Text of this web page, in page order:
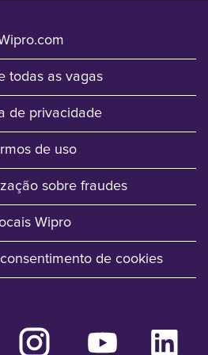
todas as vagas
de privacidade
de uso
sobre fraudes
Wipro
de cookies
b
A
b